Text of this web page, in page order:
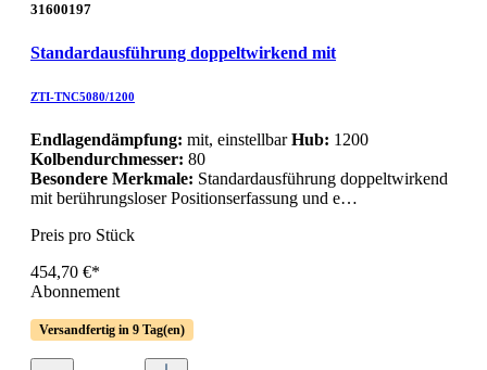
31600197
Standardausführung doppeltwirkend mit
ZTI-TNC5080/1200
Endlagendämpfung: mit, einstellbarHub: 1200
Kolbendurchmesser: 80
Besondere Merkmale: Standardausführung doppeltwirkend
mit berührungsloser Positionserfassung und e…
Preis pro Stück
454,70 €*
Abonnement
Versandfertig in 9 Tag(en)